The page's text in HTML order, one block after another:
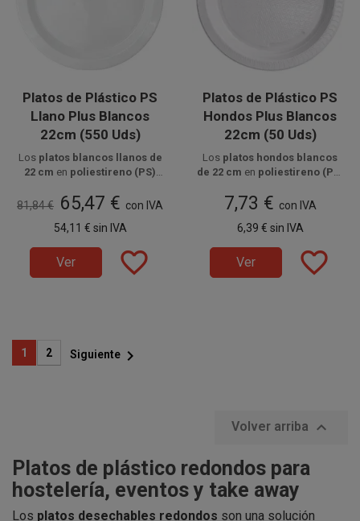
Platos de Plástico PS
Llano Plus Blancos
22cm (550 Uds)
Los platos blancos llanos de
22 cm en poliestireno (PS)
ideales para servirplatos
principales, raciones o
combinadosen eventos,
hostelería y celebraciones con
higiene y comodidad.
de 550 unidades, distribuidas
en 11 paquetes de 50
unidades.
81,84 € 65,47 € con IVA
54,11 € sin IVA
Ver favorite_border
Platos de Plástico PS
Hondos Plus Blancos
22cm (50 Uds)
Los platos hondos blancos
de 22 cm en poliestireno (PS)
ideales para servir sopas,
cremas y platos con salsa
eventos, hostelería y
celebraciones con higiene y
comodidad.
paquetes de 50 unidades.
7,73 € con IVA
6,39 € sin IVA
Ver favorite_border
1 2 Siguiente 
Volver arriba 
Platos de plástico redondos para
hostelería, eventos y take away
Los platos desechables redondos son una solución